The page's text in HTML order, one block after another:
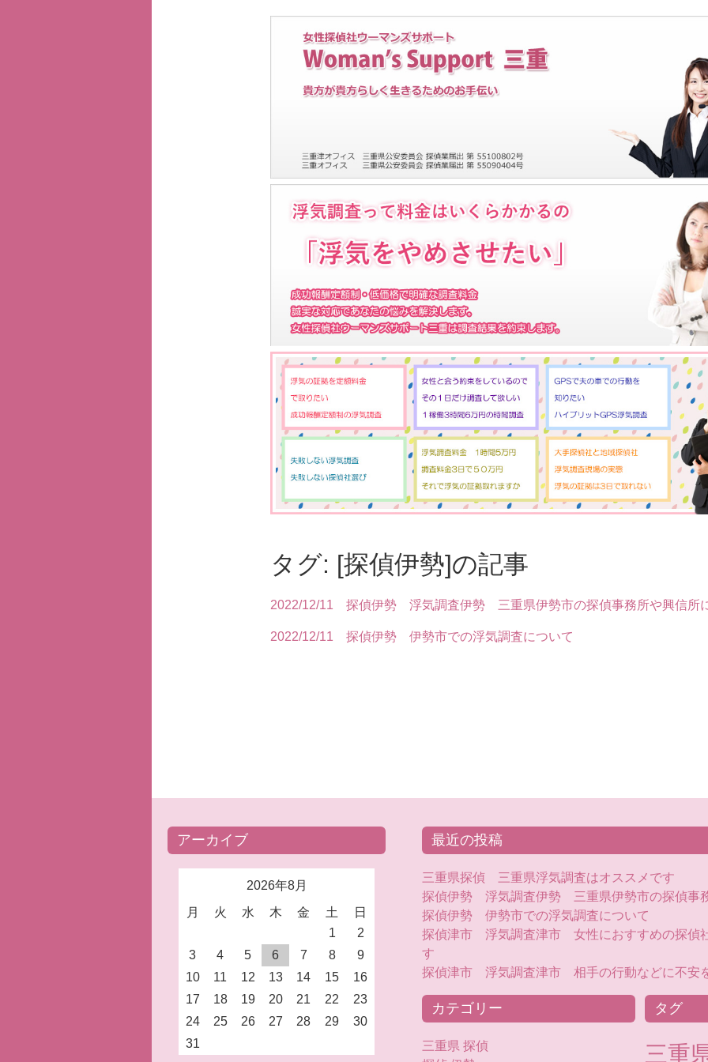
タグ: [探偵伊勢]の記事
2022/12/11 探偵伊勢 浮気調査伊勢 三重県伊勢市の探偵事務所や興信所
2022/12/11 探偵伊勢 伊勢市での浮気調査について
アーカイブ
2026年8月
月
火 水 木 金 土
日
1
2
3
4 5 6 7 8
9
10
11 12 13 14 15
16
17
18 19 20 21 22
23
24
25 26 27 28 29
30
31
最近の投稿
三重県探偵 三重県浮気調査はオススメです
探偵伊勢 浮気調査伊勢 三重県伊勢市の探偵事
探偵伊勢 伊勢市での浮気調査について
探偵津市 浮気調査津市 女性におすすめの探偵
す
探偵津市 浮気調査津市 相手の行動などに不安
カテゴリー
三重県 探偵
タグ
三重